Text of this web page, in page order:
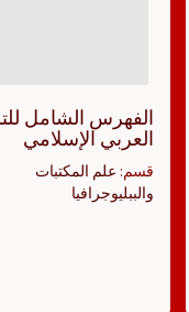
الفهرس الشامل
العربي الإسلامي
قسم: علم المكتبات
والببليوجرافيا